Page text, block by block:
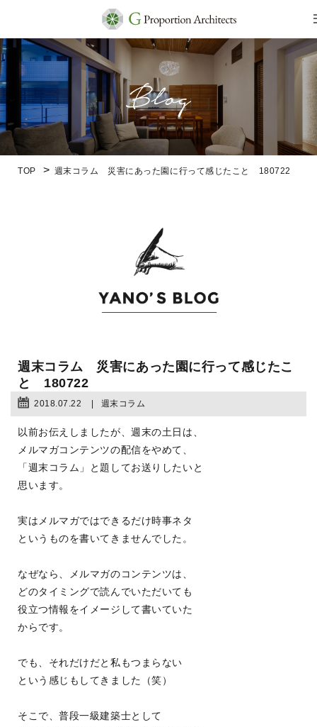
TOP 週末コラム 災害にあった園に行って感じたこと 180722
週末コラム 災害にあった園に行って感じたこ
と 180722
2018.07.22 週末コラム
以前お伝えしましたが、週末の土日は、
メルマガコンテンツの配信をやめて、
「週末コラム」と題してお送りしたいと
思います。
実はメルマガではできるだけ時事ネタ
というものを書いてきませんでした。
なぜなら、メルマガのコンテンツは、
どのタイミングで読んでいただいても
役立つ情報をイメージして書いていた
からです。
でも、それだけだと私もつまらない
という感じもしてきました（笑）
そこで、普段一級建築士として